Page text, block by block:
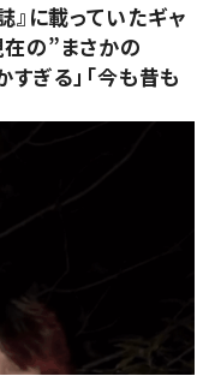
に載っていたギャ
の”まさかの
すぎる」「今も昔も